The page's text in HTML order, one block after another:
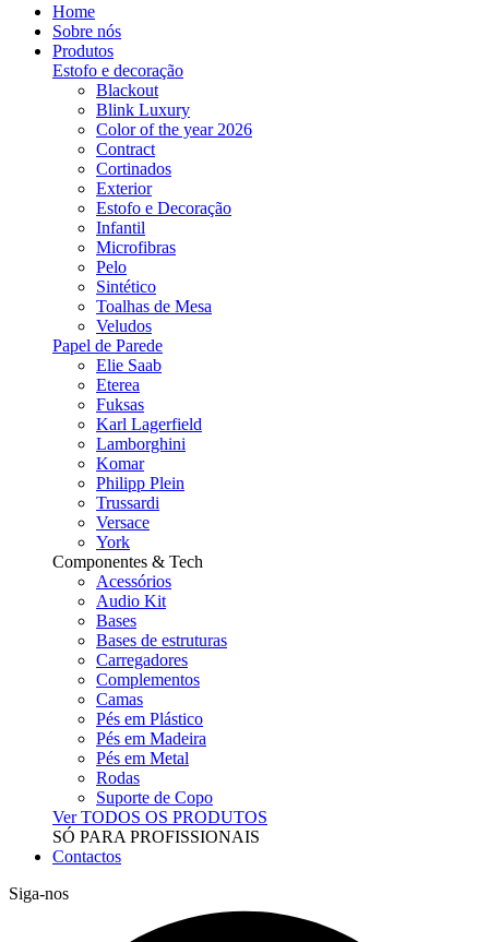
Home
Sobre nós
Produtos
Estofo e decoração
Blackout
Blink Luxury
Color of the year 2026
Contract
Cortinados
Exterior
Estofo e Decoração
Infantil
Microfibras
Pelo
Sintético
Toalhas de Mesa
Veludos
Papel de Parede
Elie Saab
Eterea
Fuksas
Karl Lagerfield
Lamborghini
Komar
Philipp Plein
Trussardi
Versace
York
Componentes & Tech
Acessórios
Audio Kit
Bases
Bases de estruturas
Carregadores
Complementos
Camas
Pés em Plástico
Pés em Madeira
Pés em Metal
Rodas
Suporte de Copo
Ver TODOS OS PRODUTOS
SÓ PARA PROFISSIONAIS
Contactos
Siga-nos